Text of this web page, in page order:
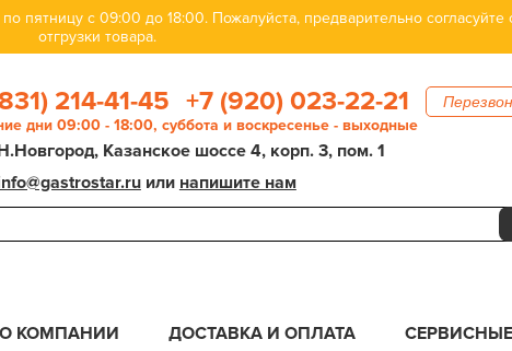
пятницу с 09:00 до 18:00. Пожалуйста, предварительно
отгрузки товара.
214-41-45 +7 (920) 023-22-21
дни 09:00 - 18:00, суббота и воскресенье - выходные
Казанское шоссе 4, корп. 3, пом. 1
или напишите нам
О КОМПАНИИ ДОСТАВКА И ОПЛАТА